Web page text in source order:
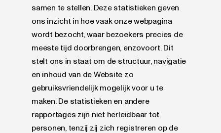
samen te stellen. Deze statistieken geven
ons inzicht in hoe vaak onze webpagina
wordt bezocht, waar bezoekers precies de
meeste tijd doorbrengen, enzovoort. Dit
stelt ons in staat om de structuur, navigatie
en inhoud van de Website zo
gebruiksvriendelijk mogelijk voor u te
maken. De statistieken en andere
rapportages zijn niet herleidbaar tot
personen, tenzij zij zich registreren op de